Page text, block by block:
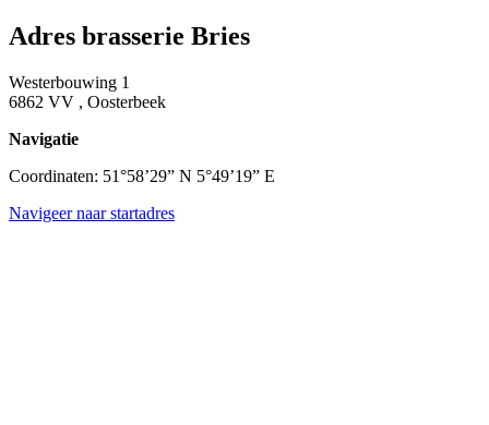
Adres brasserie Bries
Westerbouwing 1
6862 VV , Oosterbeek
Navigatie
Coordinaten: 51°58’29” N 5°49’19” E
Navigeer naar startadres